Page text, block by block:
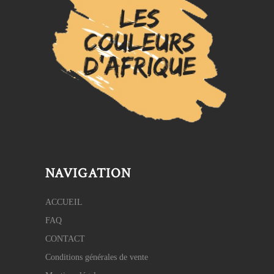
NAVIGATION
ACCUEIL
FAQ
CONTACT
Conditions générales de vente